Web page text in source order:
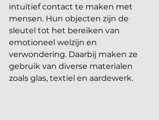
intuïtief contact te maken met
mensen. Hun objecten zijn de
sleutel tot het bereiken van
emotioneel welzijn en
verwondering. Daarbij maken ze
gebruik van diverse materialen
zoals glas, textiel en aardewerk.